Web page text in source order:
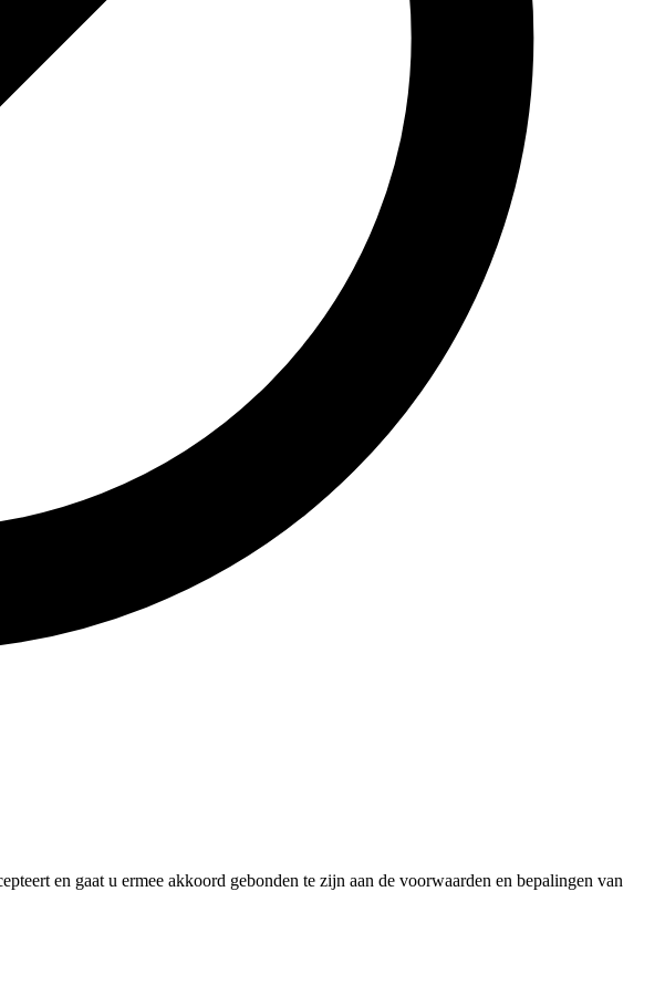
en gaat u ermee akkoord gebonden te zijn aan de voorwaarden en bepalingen van